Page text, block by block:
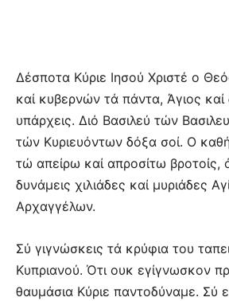
Δέσποτα Κύριε Ιησού Χριστέ ο
καί κυβερνών τά πάντα, Άγιος
υπάρχεις. Διό Βασιλεύ τών
τών Κυριευόντων δόξα σοί. Ο
τώ απείρω καί απροσίτω βροτοίς,
δυνάμεις χιλιάδες καί μυριάδες
Αρχαγγέλων.
Σύ γιγνώσκεις τά κρύφια του
Κυπριανού. Ότι ουκ εγίγνωσκον
θαυμάσια Κύριε παντοδύναμε. Σύ